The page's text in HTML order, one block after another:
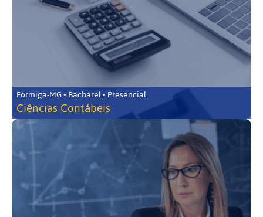
Formiga-MG • Bacharel • Presencial
Ciências Contábeis